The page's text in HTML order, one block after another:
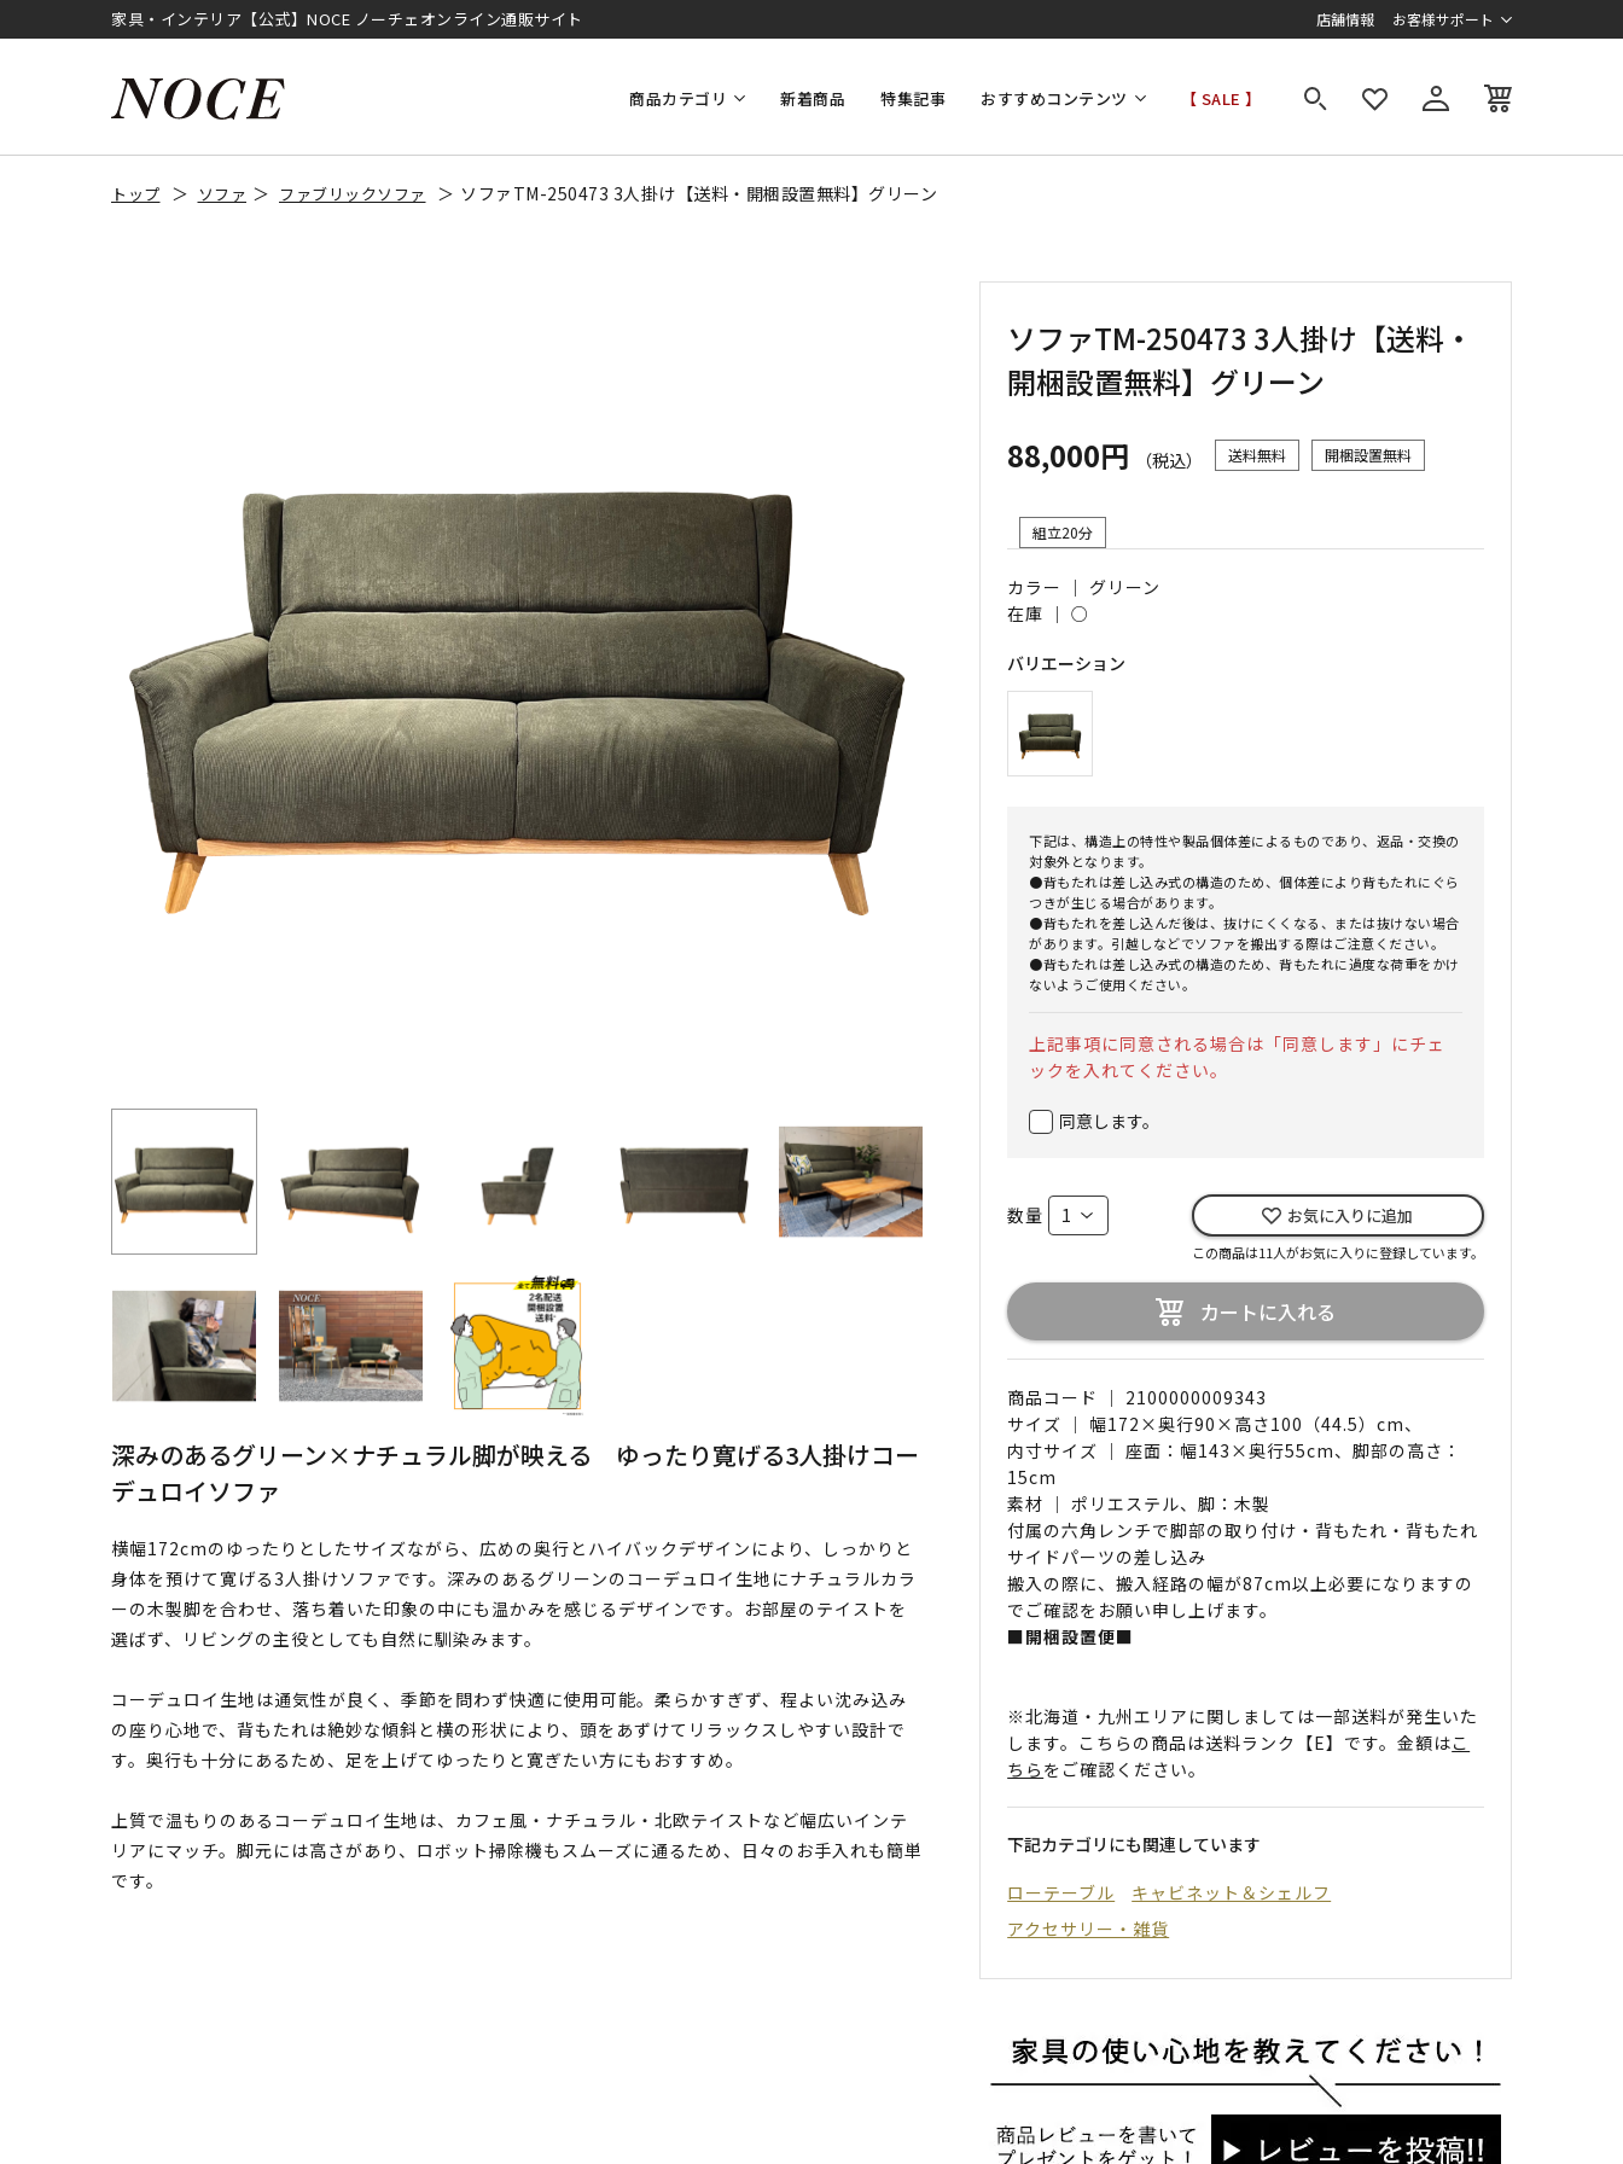
家具・インテリア【公式】NOCE ノーチェオンライン通販サイト 店舗情報 お客様サポート
商品カテゴリ 新着商品 特集記事 おすすめコンテンツ 【 SALE 】
トップ ソファ ファブリックソファ ソファTM-250473 3人掛け【送料・開梱設置無料】グリーン
深みのあるグリーン×ナチュラル脚が映える ゆったり寛げる3人掛けコー
デュロイソファ
横幅172cmのゆったりとしたサイズながら、広めの奥行とハイバックデザインにより、しっかりと
身体を預けて寛げる3人掛けソファです。深みのあるグリーンのコーデュロイ生地にナチュラルカラ
ーの木製脚を合わせ、落ち着いた印象の中にも温かみを感じるデザインです。お部屋のテイストを
選ばず、リビングの主役としても自然に馴染みます。
コーデュロイ生地は通気性が良く、季節を問わず快適に使用可能。柔らかすぎず、程よい沈み込み
の座り心地で、背もたれは絶妙な傾斜と横の形状により、頭をあずけてリラックスしやすい設計で
す。奥行も十分にあるため、足を上げてゆったりと寛ぎたい方にもおすすめ。
上質で温もりのあるコーデュロイ生地は、カフェ風・ナチュラル・北欧テイストなど幅広いインテ
リアにマッチ。脚元には高さがあり、ロボット掃除機もスムーズに通るため、日々のお手入れも簡単
です。
ソファTM-250473 3人掛け【送料・
開梱設置無料】グリーン
88,000円
（税込） 送料無料 開梱設置無料
組立20分
カラー ｜ グリーン
在庫 ｜○
バリエーション
下記は、構造上の特性や製品個体差によるものであり、返品・交換の
対象外となります。
●背もたれは差し込み式の構造のため、個体差により背もたれにぐら
つきが生じる場合があります。
●背もたれを差し込んだ後は、抜けにくくなる、または抜けない場合
があります。引越しなどでソファを搬出する際はご注意ください。
●背もたれは差し込み式の構造のため、背もたれに過度な荷重をかけ
ないようご使用ください。
上記事項に同意される場合は「同意します」にチェ
ックを入れてください。
同意します。
数量 お気に入りに追加
この商品は11人がお気に入りに登録しています。
カートに入れる
商品コード ｜ 2100000009343
サイズ ｜ 幅172×奥行90×高さ100（44.5）cm、
内寸サイズ ｜ 座面：幅143×奥行55cm、脚部の高さ：
15cm
素材 ｜ ポリエステル、脚：木製
付属の六角レンチで脚部の取り付け・背もたれ・背もたれ
サイドパーツの差し込み
搬入の際に、搬入経路の幅が87cm以上必要になりますの
でご確認をお願い申し上げます。
■開梱設置便■
※北海道・九州エリアに関しましては一部送料が発生いた
します。こちらの商品は送料ランク【E】です。金額はこ
ちら をご確認ください。
下記カテゴリにも関連しています
ローテーブル
キャビネット＆シェルフ
アクセサリー・雑貨